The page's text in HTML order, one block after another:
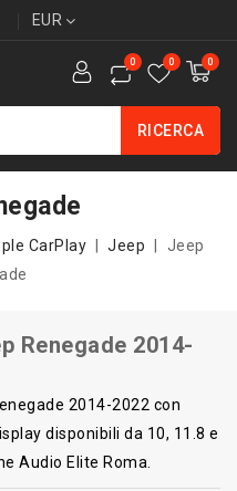
EUR
0
0
0
RICERCA
CarPlay Jeep
Jeep
Renegade 2014-
2014-2022 con
disponibili da 10, 11.8 e
Audio Elite Roma.